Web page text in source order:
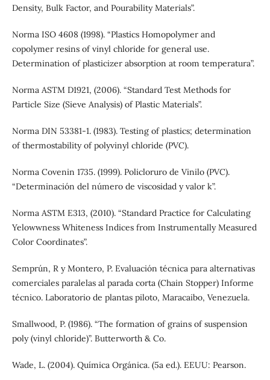
Density, Bulk Factor, and Pourability Materials”.
Norma ISO 4608 (1998). “Plastics Homopolymer and
copolymer resins of vinyl chloride for general use.
Determination of plasticizer absorption at room temperatura”.
Norma ASTM D1921, (2006). “Standard Test Methods for
Particle Size (Sieve Analysis) of Plastic Materials”.
Norma DIN 53381-1. (1983). Testing of plastics; determination
of thermostability of polyvinyl chloride (PVC).
Norma Covenin 1735. (1999). Policloruro de Vinilo (PVC).
“Determinación del número de viscosidad y valor k”.
Norma ASTM E313, (2010). “Standard Practice for Calculating
Yelowwness Whiteness Indices from Instrumentally Measured
Color Coordinates”.
Semprún, R y Montero, P. Evaluación técnica para alternativas
comerciales paralelas al parada corta (Chain Stopper) Informe
técnico. Laboratorio de plantas piloto, Maracaibo, Venezuela.
Smallwood, P. (1986). “The formation of grains of suspension
poly (vinyl chloride)”. Butterworth & Co.
Wade, L. (2004). Química Orgánica. (5a ed.). EEUU: Pearson.